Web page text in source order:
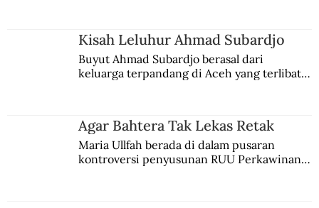
Kisah Leluhur Ahmad Subardjo
Buyut Ahmad Subardjo berasal dari
keluarga terpandang di Aceh yang terlibat
Agar Bahtera Tak Lekas Retak
Maria Ullfah berada di dalam pusaran
kontroversi penyusunan RUU Perkawinan.